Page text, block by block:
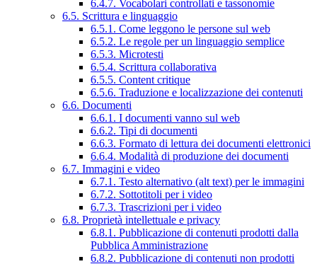
6.4.7. Vocabolari controllati e tassonomie
6.5. Scrittura e linguaggio
6.5.1. Come leggono le persone sul web
6.5.2. Le regole per un linguaggio semplice
6.5.3. Microtesti
6.5.4. Scrittura collaborativa
6.5.5. Content critique
6.5.6. Traduzione e localizzazione dei contenuti
6.6. Documenti
6.6.1. I documenti vanno sul web
6.6.2. Tipi di documenti
6.6.3. Formato di lettura dei documenti elettronici
6.6.4. Modalità di produzione dei documenti
6.7. Immagini e video
6.7.1. Testo alternativo (alt text) per le immagini
6.7.2. Sottotitoli per i video
6.7.3. Trascrizioni per i video
6.8. Proprietà intellettuale e privacy
6.8.1. Pubblicazione di contenuti prodotti dalla
Pubblica Amministrazione
6.8.2. Pubblicazione di contenuti non prodotti